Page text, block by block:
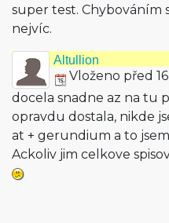
super test. Chybováním
nejvíc.
Altullion
Vloženo před
docela snadne az na tu
opravdu dostala, nikde
at + gerundium a to
Ackoliv jim celkove